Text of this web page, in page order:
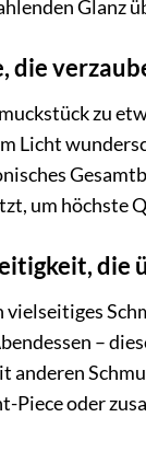
Glanz
die
zu
Licht
um höchste
die
–
Piece oder